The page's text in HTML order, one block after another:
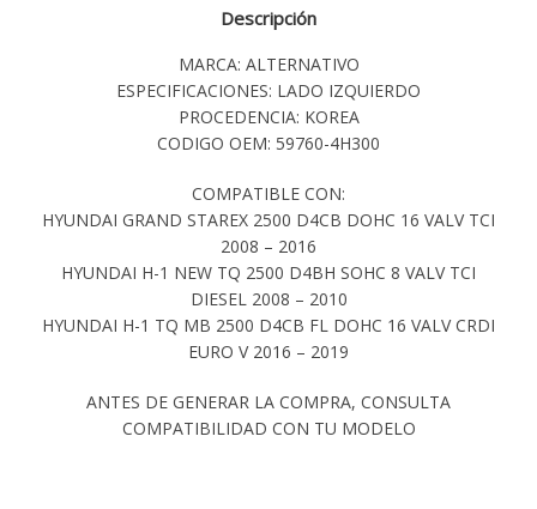
Descripción
MARCA: ALTERNATIVO
ESPECIFICACIONES: LADO IZQUIERDO
PROCEDENCIA: KOREA
CODIGO OEM: 59760-4H300
COMPATIBLE CON:
HYUNDAI GRAND STAREX 2500 D4CB DOHC 16 VALV TCI
2008 – 2016
HYUNDAI H-1 NEW TQ 2500 D4BH SOHC 8 VALV TCI
DIESEL 2008 – 2010
HYUNDAI H-1 TQ MB 2500 D4CB FL DOHC 16 VALV CRDI
EURO V 2016 – 2019
ANTES DE GENERAR LA COMPRA, CONSULTA
COMPATIBILIDAD CON TU MODELO